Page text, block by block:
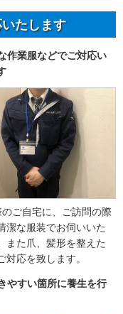
たします
作業服などでご対応い
ご自宅に、ご訪問の際
潔な服装でお伺いいた
また爪、髪形を整えた
対応を致します。
やすい箇所に養生を行